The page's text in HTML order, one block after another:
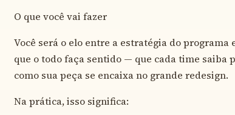
O que você vai fazer
Você será o elo entre a estratégia do programa
que o todo faça sentido — que cada time saiba
como sua peça se encaixa no grande redesign.
Na prática, isso significa: